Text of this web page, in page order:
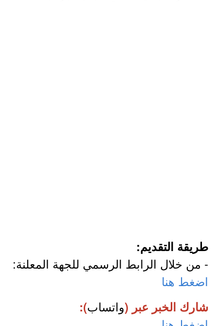
طريقة التقديم:
- من خلال الرابط الرسمي للجهة المعلنة:
اضغط هنا
شارك الخبر عبر (واتساب):